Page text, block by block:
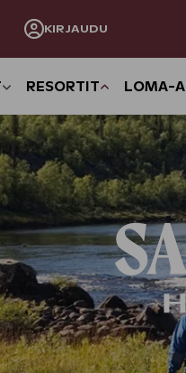
KIRJAUDU
RESORTIT LOMA-